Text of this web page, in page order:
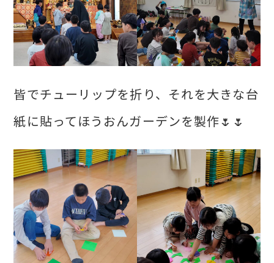
皆でチューリップを折り、それを大きな台
紙に貼ってほうおんガーデンを製作🌷🌷